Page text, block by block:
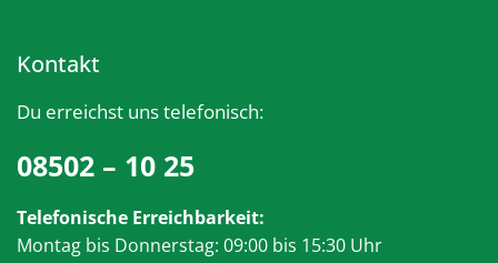
Kontakt
Du erreichst uns telefonisch:
08502 – 10 25
Telefonische Erreichbarkeit:
Montag bis Donnerstag: 09:00 bis 15:30 Uhr